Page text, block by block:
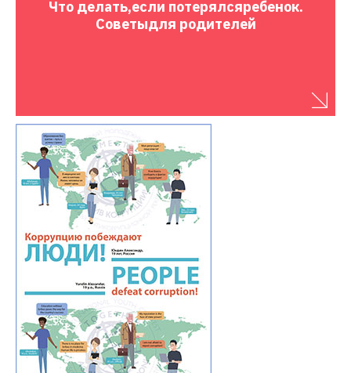
Что делать,если потерялсяребенок.
Советыдля родителей